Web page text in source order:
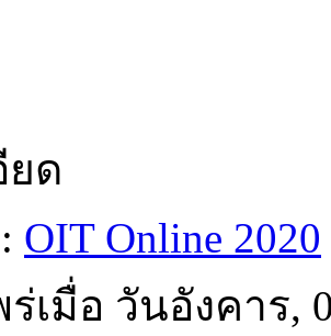
ยด
OIT Online 2020
ร่เมื่อ วันอังคาร,